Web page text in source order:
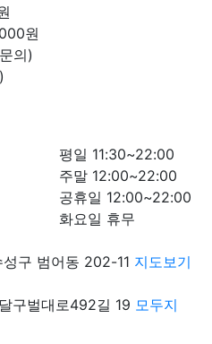
원
의)
평일 11:30~22:00
주말 12:00~22:00
공휴일 12:00~22:00
화요일 휴무
구 범어동 202-11 지도보기
구벌대로492길 19 모두지